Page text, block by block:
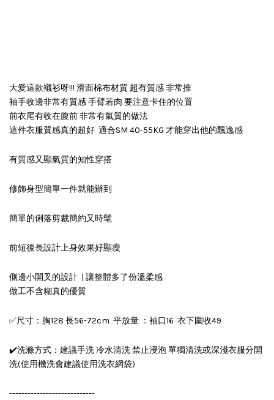
大愛這款襯衫呀!!! 滑面棉布材質 超有質感 非常推
袖手收邊非常有質感 手臂若肉 要注意卡住的位置
前衣尾有收在腹前 非常有氣質的做法
這件衣服質感真的超好 適合SM 40-55KG 才能穿出他的飄逸感
有質感又顯氣質的知性穿搭
修飾身型簡單一件就能辦到
簡單的俐落剪裁簡約又時髦
前短後長設計上身效果好顯瘦
側邊小開叉的設計 | 讓整體多了份溫柔感
做工不含糊真的優質
✅尺寸：胸128 長56-72cm 平放量 ：袖口16 衣下圍收49
✔️洗滌方式：建議手洗 冷水清洗 禁止浸泡 單獨清洗或深淺衣服分開
洗(使用機洗會建議使用洗衣網袋)
----------------------------